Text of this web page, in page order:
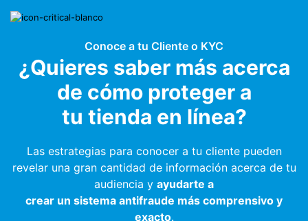
Conoce a tu Cliente o KYC
¿Quieres saber más acerca
de cómo proteger a
tu tienda en línea?
Las estrategias para conocer a tu cliente pueden
revelar una gran cantidad de información acerca de tu
audiencia y ayudarte a
crear un sistema antifraude más comprensivo y
exacto.